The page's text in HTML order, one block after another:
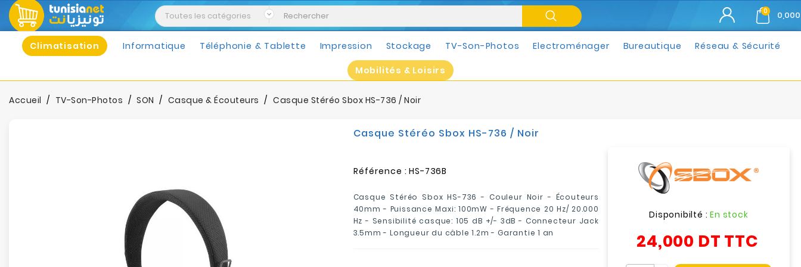
0
Climatisation Informatique Téléphonie & Tablette Impression Stockage TV-Son-Photos Electroménager Bureautique Réseau & Sécurité
Mobilités & Loisirs
Accueil TV-Son-Photos SON Casque & Écouteurs Casque Stéréo Sbox HS-736 / Noir
Casque Stéréo Sbox HS-736 / Noir
Référence : HS-736B
Casque Stéréo Sbox HS-736 - Couleur Noir - Écouteurs
40mm - Puissance Maxi: 100mW - Fréquence 20 Hz/ 20.000
Hz - Sensibilité casque: 105 dB +/- 3dB - Connecteur Jack
3.5mm - Longueur du câble 1.2m - Garantie 1 an
Disponibilté :En stock
24,000 DT TTC